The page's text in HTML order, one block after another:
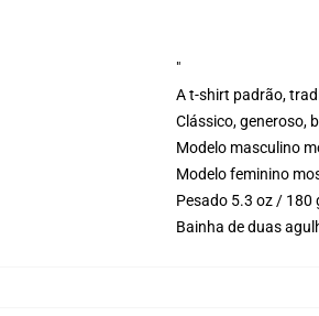
"
A t-shirt padrão,
Clássico, generoso,
Modelo masculino
Modelo feminino
Pesado 5.3 oz / 180
Bainha de duas